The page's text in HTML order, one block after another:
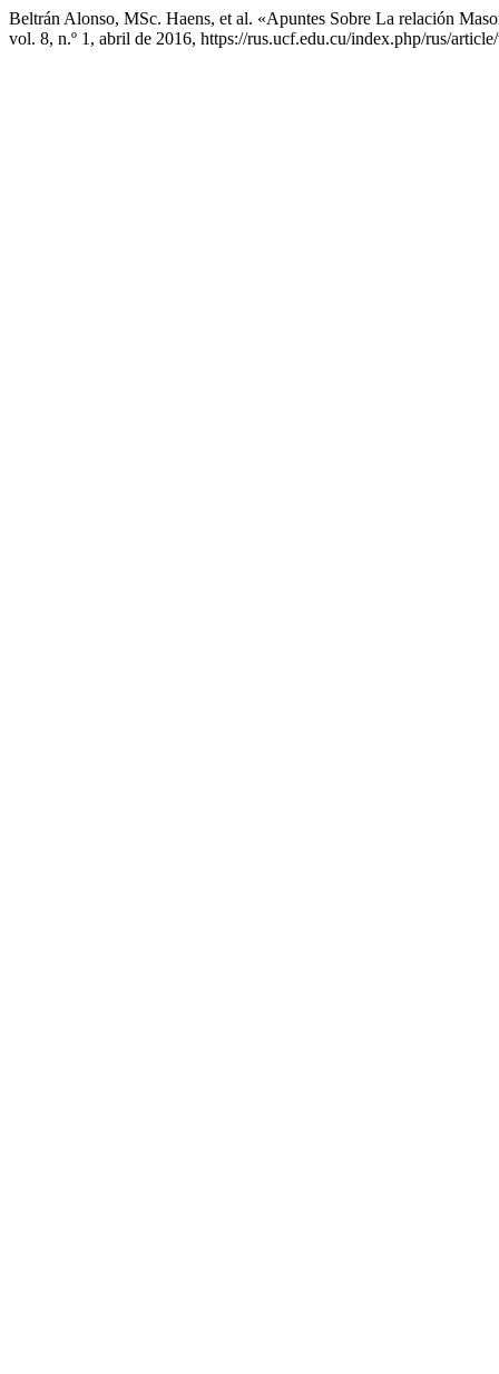
Beltrán Alonso, MSc. Haens, et al. «Apuntes Sobre La relación
vol. 8, n.º 1, abril de 2016, https://rus.ucf.edu.cu/index.php/rus/